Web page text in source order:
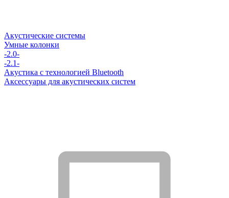
Акустические системы
Умные колонки
-2.0-
-2.1-
Акустика с технологией Bluetooth
Аксессуары для акустических систем